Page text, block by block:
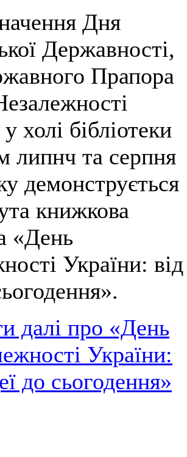
Дня
Державності,
Прапора
холі бібліотеки
липнч та серпня
демонструється
книжкова
«День
України: від
далі про «День
України:
до сьогодення»